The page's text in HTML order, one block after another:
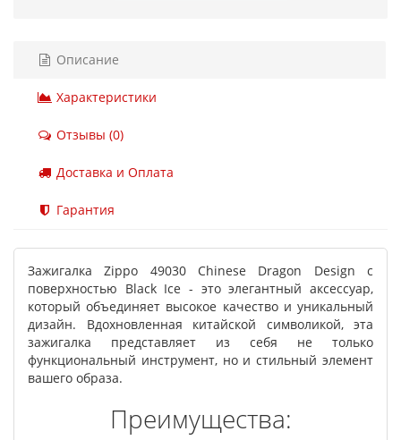
Описание
Характеристики
Отзывы (0)
Доставка и Оплата
Гарантия
Зажигалка Zippo 49030 Chinese Dragon Design с
поверхностью Black Ice - это элегантный аксессуар,
который объединяет высокое качество и уникальный
дизайн. Вдохновленная китайской символикой, эта
зажигалка представляет из себя не только
функциональный инструмент, но и стильный элемент
вашего образа.
Преимущества: